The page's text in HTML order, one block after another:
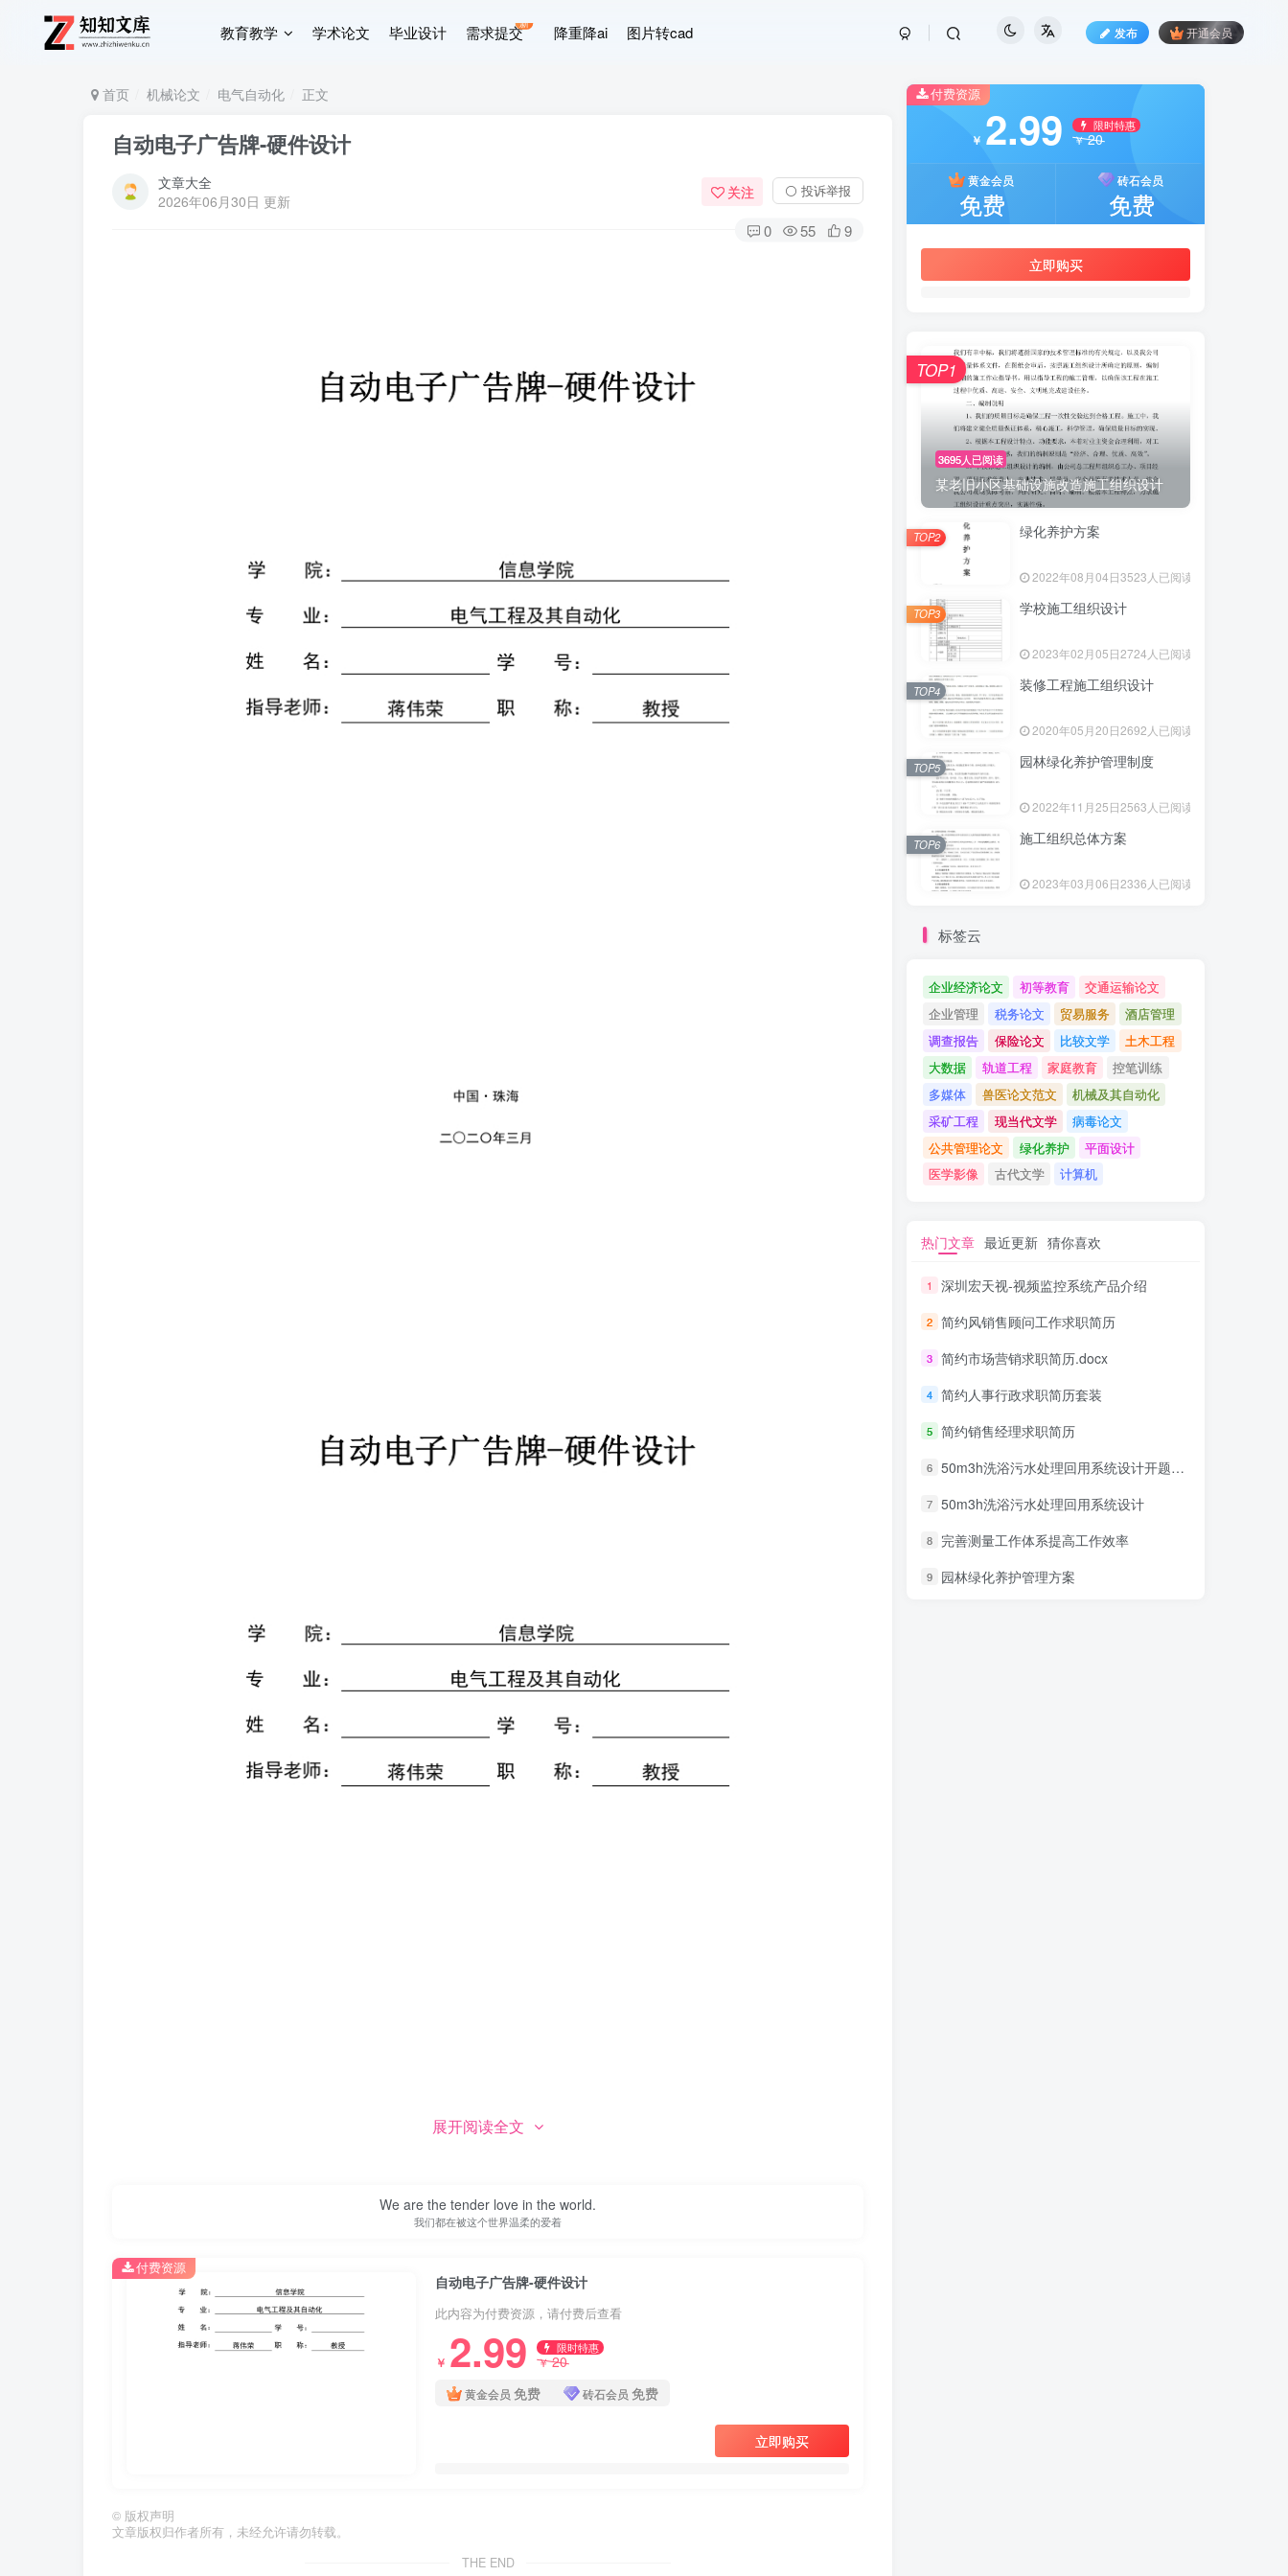
教育教学 学术论文 毕业设计 需求提交新 降重降ai 图片转cad 发布 开通会员
首页 机械论文 电气自动化 正文
自动电子广告牌-硬件设计
文章大全
2026年06月30日 更新
关注 ⚪ 投诉举报
0 55 9
展开阅读全文
We are the tender love in the world.
我们都在被这个世界温柔的爱着
自动电子广告牌-硬件设计
此内容为付费资源，请付费后查看
￥ 2.99 限时特惠
￥20
黄金会员 免费 砖石会员 免费
立即购买
付费资源
© 版权声明
文章版权归作者所有，未经允许请勿转载。
THE END
付费资源
￥ 2.99 限时特惠
￥20
黄金会员
免费
砖石会员
免费
立即购买
3695人已阅读
某老旧小区基础设施改造施工组织设计
TOP1
绿化养护方案
2022年08月04日3523人已阅读
TOP2
学校施工组织设计
2023年02月05日2724人已阅读
TOP3
装修工程施工组织设计
2020年05月20日2692人已阅读
TOP4
园林绿化养护管理制度
2022年11月25日2563人已阅读
TOP5
施工组织总体方案
2023年03月06日2336人已阅读
TOP6
标签云
企业经济论文 初等教育
交通运输论文
企业管理
税务论文 贸易服务
酒店管理
调查报告
保险论文 比较文学
土木工程
大数据
轨道工程 家庭教育
控笔训练
多媒体
兽医论文范文
机械及其自动化
采矿工程
现当代文学
病毒论文
公共管理论文
绿化养护
平面设计
医学影像
古代文学 计算机
热门文章 最近更新 猜你喜欢
1 深圳宏天视-视频监控系统产品介绍
2 简约风销售顾问工作求职简历
3 简约市场营销求职简历.docx
4 简约人事行政求职简历套装
5 简约销售经理求职简历
6 50m3h洗浴污水处理回用系统设计开题报告
7 50m3h洗浴污水处理回用系统设计
8 完善测量工作体系提高工作效率
9 园林绿化养护管理方案